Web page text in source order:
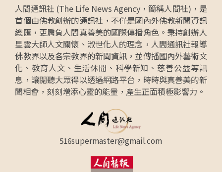
人間通訊社 (The Life News Agency，簡稱人間社)，是
首個由佛教創辦的通訊社，不僅是國內外佛教新聞資訊
總匯，更肩負人間真善美的國際傳播角色。秉持創辦人
星雲大師人文關懷、淑世化人的理念，人間通訊社報導
佛教界以及各宗教界的新聞資訊，並傳播國內外藝術文
化、教育人文、生活休閒、科學新知、慈善公益等訊
息，讓閱聽大眾得以透過網路平台，時時與真善美的新
聞相會，刻刻增添心靈的能量，產生正面積極影響力。
516supermaster@gmail.com